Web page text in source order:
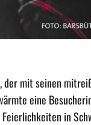
der mit seinen
eine
in